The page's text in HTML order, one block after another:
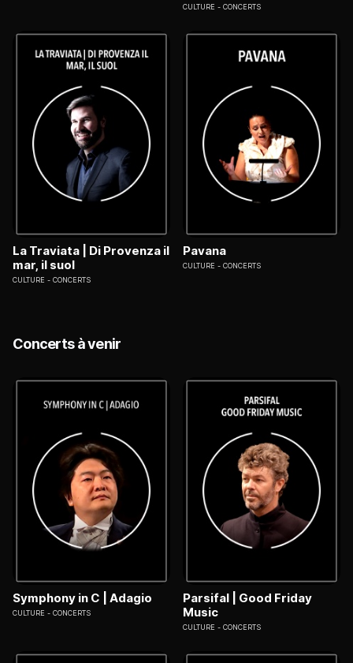
CULTURE CONCERTS
La Traviata | Di Provenza il
mar, il suol
CULTURE CONCERTS
Pavana
CULTURE CONCERTS
Concerts à venir
Symphony in C | Adagio
CULTURE CONCERTS
Parsifal | Good Friday
Music
CULTURE CONCERTS